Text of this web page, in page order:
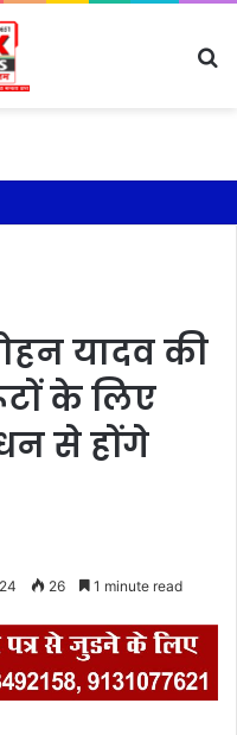
यादव की
के लिए
से होंगे
26 1 minute read